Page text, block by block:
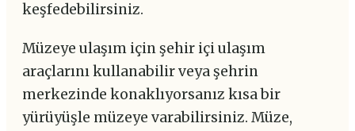
keşfedebilirsiniz.
Müzeye ulaşım için şehir içi ulaşım
araçlarını kullanabilir veya şehrin
merkezinde konaklıyorsanız kısa bir
yürüyüşle müzeye varabilirsiniz. Müze,